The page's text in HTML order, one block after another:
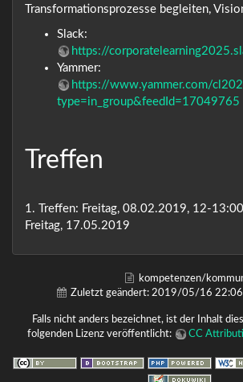
Transformationsprozesse begleiten,
Slack:
https://
Yammer:
https://www.yammer.com/
type=in_group&feedId=17049765
Treffen
1. Treffen: Freitag, 08.02.2019, 12-
Freitag, 17.05.2019
kompetenzen/
Zuletzt geändert: 2019/05/16 22:06
Falls nicht anders bezeichnet, ist der Inhalt
folgenden Lizenz veröffentlicht:
CC